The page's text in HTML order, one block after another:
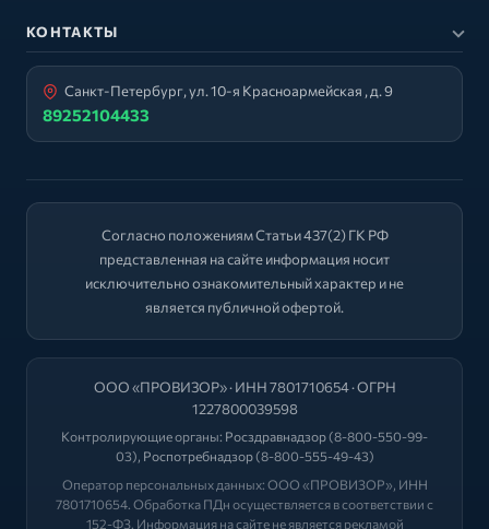
КОНТАКТЫ
Санкт-Петербург, ул. 10-я Красноармейская , д. 9
89252104433
Согласно положениям Статьи 437(2) ГК РФ
представленная на сайте информация носит
исключительно ознакомительный характер и не
является публичной офертой.
ООО «ПРОВИЗОР» · ИНН 7801710654 · ОГРН
1227800039598
Контролирующие органы: Росздравнадзор(8-800-550-99-
03), Роспотребнадзор(8-800-555-49-43)
Оператор персональных данных: ООО «ПРОВИЗОР», ИНН
7801710654. Обработка ПДн осуществляется в соответствии с
152-ФЗ. Информация на сайте не является рекламой